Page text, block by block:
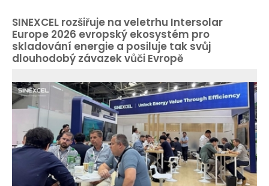
SINEXCEL rozšiřuje na veletrhu Intersolar
Europe 2026 evropský ekosystém pro
skladování energie a posiluje tak svůj
dlouhodobý závazek vůči Evropě